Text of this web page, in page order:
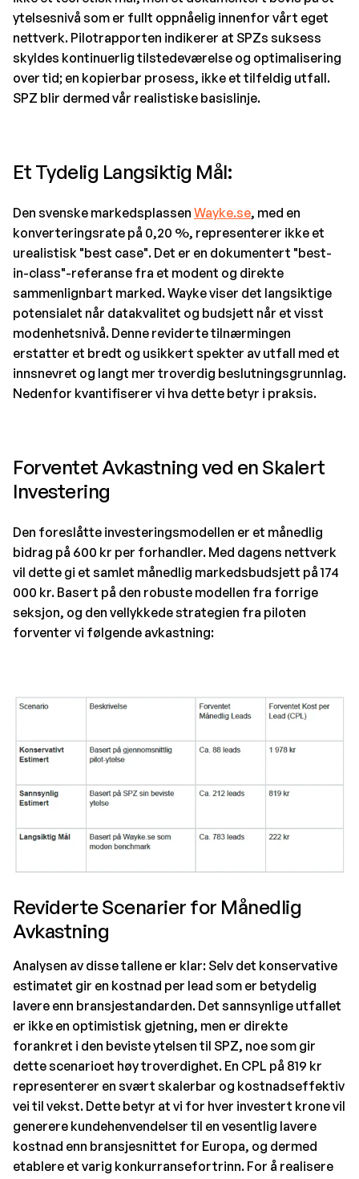
ytelsesnivå som er fullt oppnåelig innenfor vårt eget
nettverk. Pilotrapporten indikerer at SPZs suksess
skyldes kontinuerlig tilstedeværelse og optimalisering
over tid; en kopierbar prosess, ikke et tilfeldig utfall.
SPZ blir dermed vår realistiske basislinje.
Et Tydelig Langsiktig Mål:
Den svenske markedsplassen Wayke.se, med en
konverteringsrate på 0,20 %, representerer ikke et
urealistisk "best case". Det er en dokumentert "best-
in-class"-referanse fra et modent og direkte
sammenlignbart marked. Wayke viser det langsiktige
potensialet når datakvalitet og budsjett når et visst
modenhetsnivå. Denne reviderte tilnærmingen
erstatter et bredt og usikkert spekter av utfall med et
innsnevret og langt mer troverdig beslutningsgrunnlag.
Nedenfor kvantifiserer vi hva dette betyr i praksis.
Forventet Avkastning ved en Skalert
Investering
Den foreslåtte investeringsmodellen er et månedlig
bidrag på 600 kr per forhandler. Med dagens nettverk
vil dette gi et samlet månedlig markedsbudsjett på 174
000 kr. Basert på den robuste modellen fra forrige
seksjon, og den vellykkede strategien fra piloten
forventer vi følgende avkastning:
Reviderte Scenarier for Månedlig
Avkastning
Analysen av disse tallene er klar: Selv det konservative
estimatet gir en kostnad per lead som er betydelig
lavere enn bransjestandarden. Det sannsynlige utfallet
er ikke en optimistisk gjetning, men er direkte
forankret i den beviste ytelsen til SPZ, noe som gir
dette scenarioet høy troverdighet. En CPL på 819 kr
representerer en svært skalerbar og kostnadseffektiv
vei til vekst. Dette betyr at vi for hver investert krone vil
generere kundehenvendelser til en vesentlig lavere
kostnad enn bransjesnittet for Europa, og dermed
etablere et varig konkurransefortrinn. For å realisere